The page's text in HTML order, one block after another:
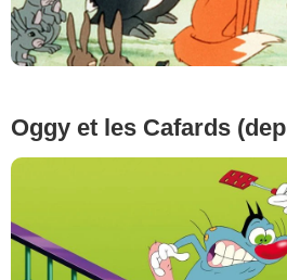
Oggy et les Cafards